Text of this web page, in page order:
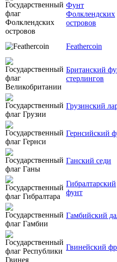
Фунт
Фолклендских
островов
Feathercoin
Британский
стерлингов
Грузинский
Гернсийский
Ганский седи
Гибралтарский
фунт
Гамбийский
Гвинейский